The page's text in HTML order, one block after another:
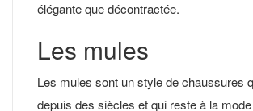
élégante que décontractée.
Les mules
Les mules sont un style de chaussures
depuis des siècles et qui reste à la